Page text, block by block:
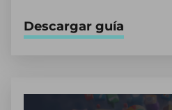
Descargar guía